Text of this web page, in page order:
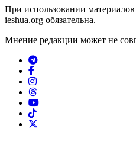
При использовании
ieshua.org обязательна.
Мнение редакции может не